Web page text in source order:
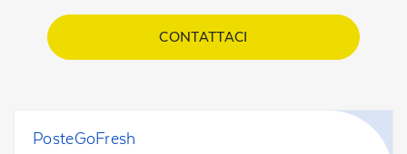
CONTATTACI
PosteGoFresh